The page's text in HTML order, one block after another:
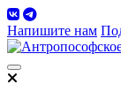
Напишите нам
Toggle navigation